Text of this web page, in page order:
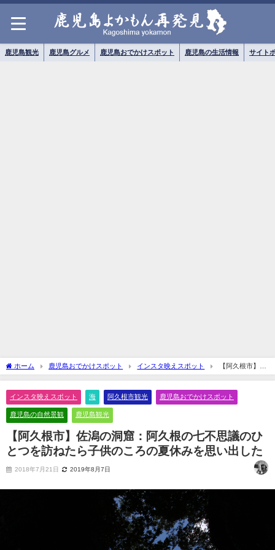
鹿児島観光 鹿児島グルメ 鹿児島おでかけスポット 鹿児島の生活情報 サイト
ホーム 鹿児島おでかけスポット インスタ映えスポット
【阿久根市】佐
潟の洞窟：阿久根の七不思議のひとつを訪ねたら子供のころの夏休みを思い出した
インスタ映えスポット 海 阿久根市観光 鹿児島おでかけスポット
鹿児島の自然景観 鹿児島観光
【阿久根市】佐潟の洞窟：阿久根の七不思議のひ
とつを訪ねたら子供のころの夏休みを思い出した
2018年7月21日 2019年8月7日